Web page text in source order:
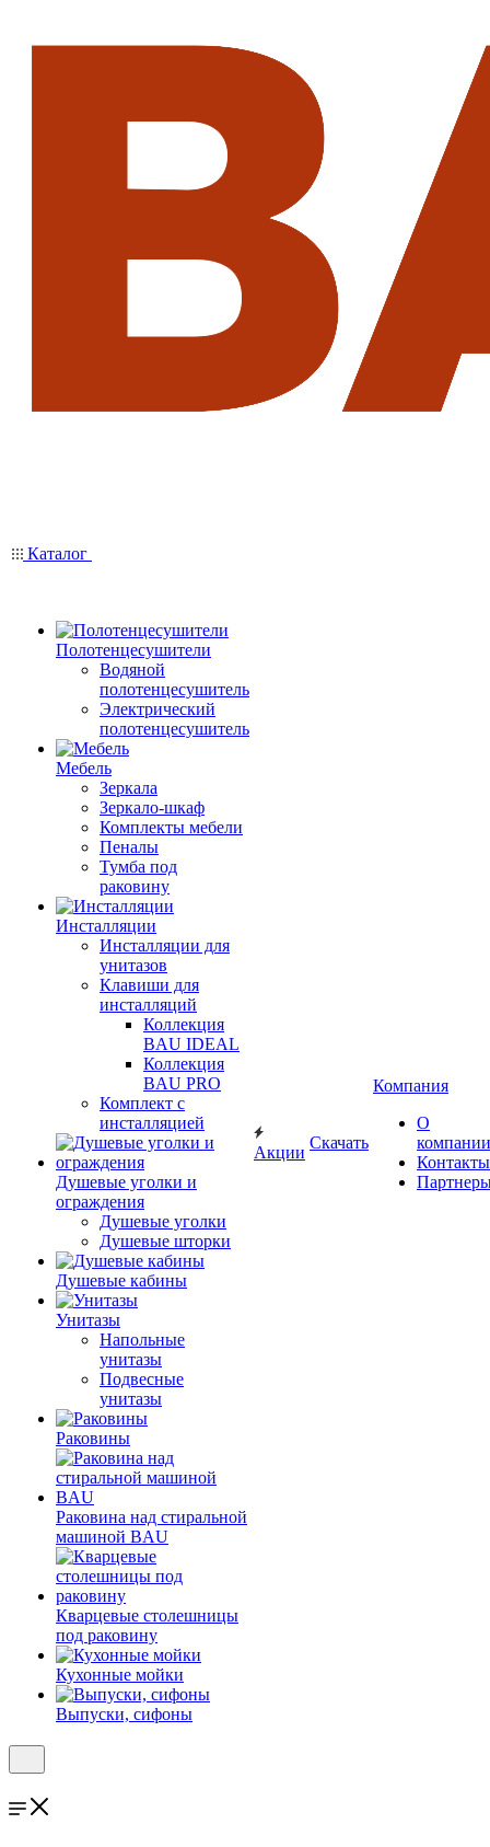
Каталог
Полотенцесушители
Водяной
полотенцесушитель
Электрический
полотенцесушитель
Мебель
Зеркала
Зеркало-шкаф
Комплекты мебели
Пеналы
Тумба под
раковину
Инсталляции
Инсталляции для
унитазов
Клавиши для
инсталляций
Коллекция
BAU IDEAL
Коллекция
BAU PRO
Комплект с
инсталляцией
Душевые уголки и
ограждения
Душевые уголки
Душевые шторки
Душевые кабины
Унитазы
Напольные
унитазы
Подвесные
унитазы
Раковины
Раковина над стиральной
машиной BAU
Кварцевые столешницы
под раковину
Кухонные мойки
Выпуски, сифоны
Акции
Скачать
Компания
О
компании
Контакты